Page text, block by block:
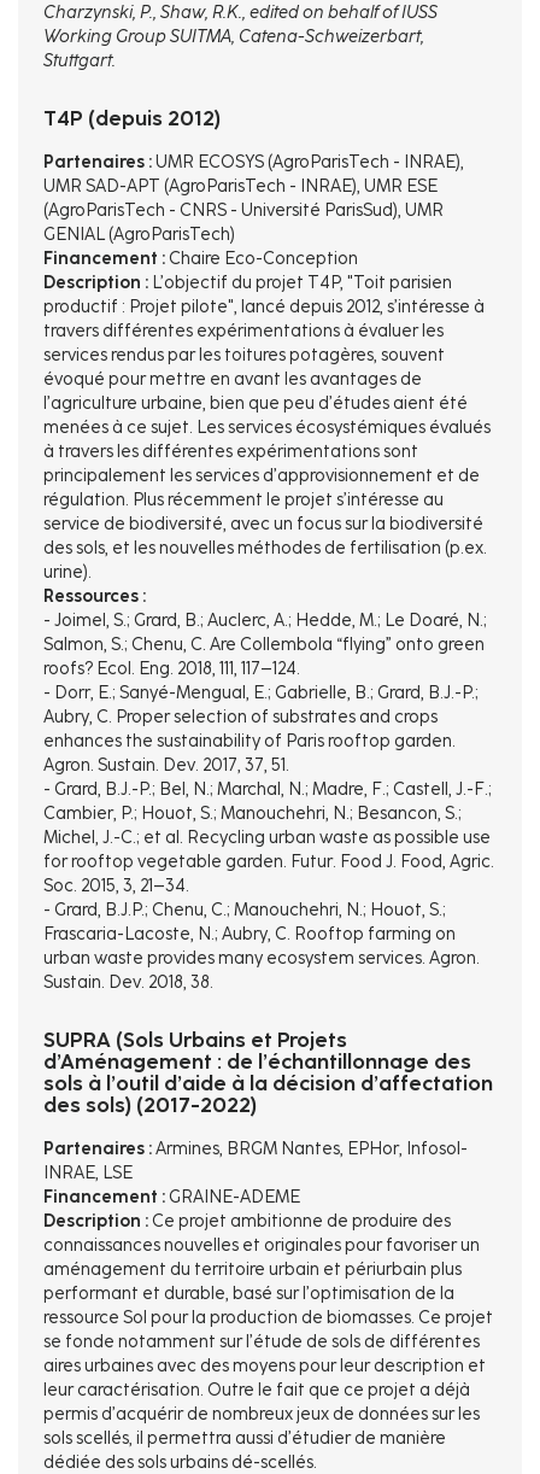
Charzynski, P., Shaw, R.K., edited on behalf of IUSS
Working Group SUITMA, Catena-Schweizerbart,
Stuttgart.
T4P (depuis 2012)
Partenaires :UMR ECOSYS (AgroParisTech - INRAE),
UMR SAD-APT (AgroParisTech - INRAE), UMR ESE
(AgroParisTech - CNRS - Université ParisSud), UMR
GENIAL (AgroParisTech)
Financement :Chaire Eco-Conception
Description : L’objectif du projet T4P, "Toit parisien
productif : Projet pilote", lancé depuis 2012, s’intéresse à
travers différentes expérimentations à évaluer les
services rendus par les toitures potagères, souvent
évoqué pour mettre en avant les avantages de
l’agriculture urbaine, bien que peu d’études aient été
menées à ce sujet. Les services écosystémiques évalués
à travers les différentes expérimentations sont
principalement les services d’approvisionnement et de
régulation. Plus récemment le projet s’intéresse au
service de biodiversité, avec un focus sur la biodiversité
des sols, et les nouvelles méthodes de fertilisation (p.ex.
urine).
Ressources :
- Joimel, S.; Grard, B.; Auclerc, A.; Hedde, M.; Le Doaré, N.;
Salmon, S.; Chenu, C. Are Collembola “flying” onto green
roofs? Ecol. Eng. 2018, 111, 117–124.
- Dorr, E.; Sanyé-Mengual, E.; Gabrielle, B.; Grard, B.J.-P.;
Aubry, C. Proper selection of substrates and crops
enhances the sustainability of Paris rooftop garden.
Agron. Sustain. Dev. 2017, 37, 51.
- Grard, B.J.-P.; Bel, N.; Marchal, N.; Madre, F.; Castell, J.-F.;
Cambier, P.; Houot, S.; Manouchehri, N.; Besancon, S.;
Michel, J.-C.; et al. Recycling urban waste as possible use
for rooftop vegetable garden. Futur. Food J. Food, Agric.
Soc. 2015, 3, 21–34.
- Grard, B.J.P.; Chenu, C.; Manouchehri, N.; Houot, S.;
Frascaria-Lacoste, N.; Aubry, C. Rooftop farming on
urban waste provides many ecosystem services. Agron.
Sustain. Dev. 2018, 38.
SUPRA (Sols Urbains et Projets
d’Aménagement : de l’échantillonnage des
sols à l’outil d’aide à la décision d’affectation
des sols) (2017-2022)
Partenaires :Armines, BRGM Nantes, EPHor, Infosol-
INRAE, LSE
Financement :GRAINE-ADEME
Description :Ce projet ambitionne de produire des
connaissances nouvelles et originales pour favoriser un
aménagement du territoire urbain et périurbain plus
performant et durable, basé sur l’optimisation de la
ressource Sol pour la production de biomasses. Ce projet
se fonde notamment sur l’étude de sols de différentes
aires urbaines avec des moyens pour leur description et
leur caractérisation. Outre le fait que ce projet a déjà
permis d’acquérir de nombreux jeux de données sur les
sols scellés, il permettra aussi d’étudier de manière
dédiée des sols urbains dé-scellés.